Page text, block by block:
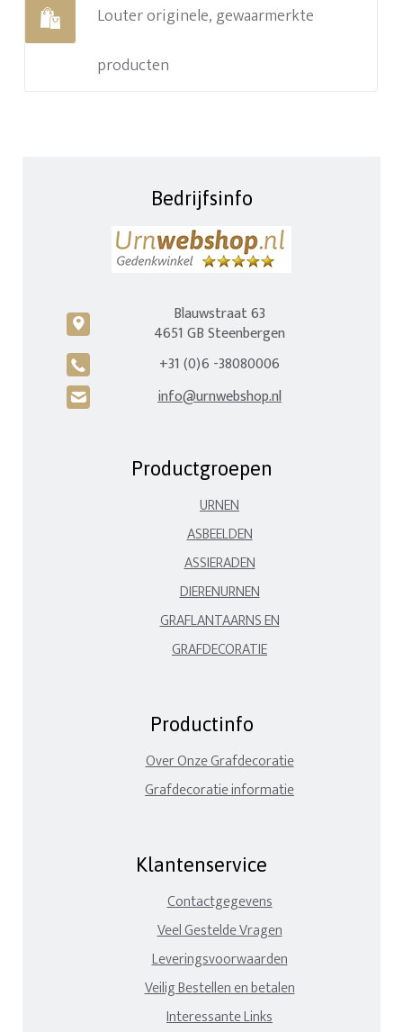
Louter originele, gewaarmerkte
producten
Bedrijfsinfo
c
Blauwstraat 63
4651 GB Steenbergen
A +31 (0)6 -38080006
H info@urnwebshop.nl
Productgroepen
URNEN
ASBEELDEN
ASSIERADEN
DIERENURNEN
GRAFLANTAARNS EN
GRAFDECORATIE
Productinfo
Over Onze Grafdecoratie
Grafdecoratie informatie
Klantenservice
Contactgegevens
Veel Gestelde Vragen
Leveringsvoorwaarden
Veilig Bestellen en betalen
Interessante Links